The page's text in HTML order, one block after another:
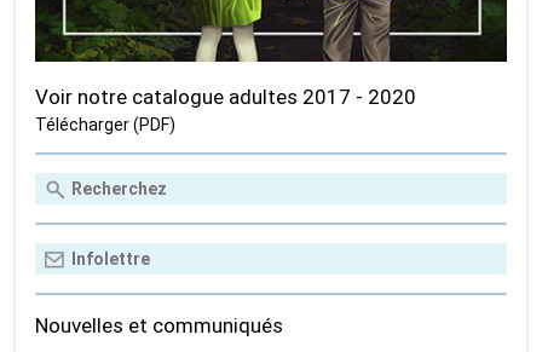
Voir notre catalogue adultes 2017 - 2020
Télécharger (PDF)
Nouvelles et communiqués